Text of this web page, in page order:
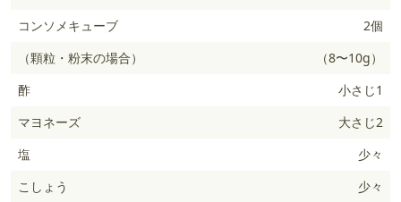
コンソメキューブ
2個
（顆粒・粉末の場合）
（8〜10g）
酢
小さじ1
マヨネーズ
大さじ2
塩
少々
こしょう
少々